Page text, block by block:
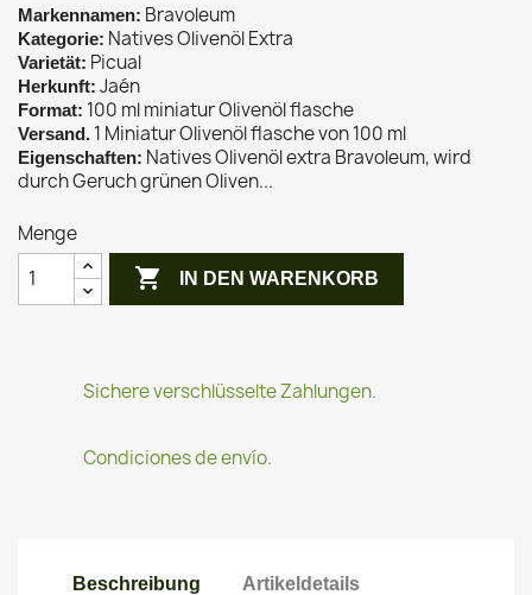
Markennamen: Bravoleum
Kategorie: Natives Olivenöl Extra
Varietät: Picual
Herkunft: Jaén
Format: 100 ml miniatur Olivenöl flasche
Versand. 1 Miniatur Olivenöl flasche von 100 ml
Eigenschaften: Natives Olivenöl extra Bravoleum, wird
durch Geruch grünen Oliven...
Menge
 IN DEN WARENKORB
Sichere verschlüsselte Zahlungen.
Condiciones de envío.
Beschreibung Artikeldetails